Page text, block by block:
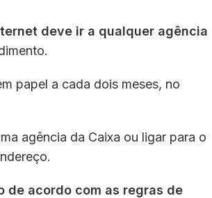
deve ir a qualquer agência
papel a cada dois meses, no
agência da Caixa ou ligar para o
de acordo com as regras de